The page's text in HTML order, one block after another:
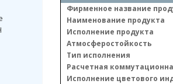
Фирменное название
Наименование продукта
Исполнение продукта
Атмосферостойкость
Тип исполнения
Расчетная
Исполнение цветового